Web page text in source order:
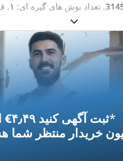
, تعداد بوش های گیره ای: ۱,
میلی‌متر,
اکنون از ‎€۴٫۴۹ ثبت آگهی کنید*
خریدار منتظر شما